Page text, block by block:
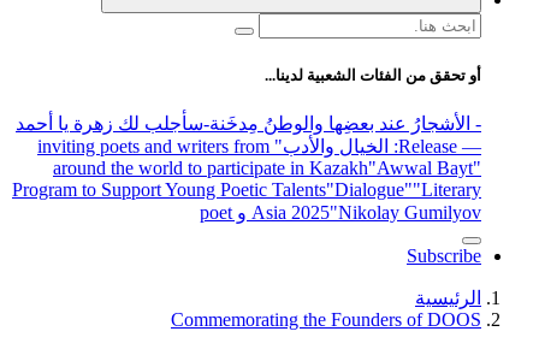
البحث
أو تحقق من الفئات الشعبية لدينا...
- الأشجارُ عند بعضِها والوطنُ مِدخَنة-سأجلب لك زهرة يا أحمد
— Release
: الخيال والأدب
" inviting poets and writers from
around the world to participate in Kazakh"Awwal Bayt"
Program to Support Young Poetic Talents"Dialogue""Literary
Asia 2025"Nikolay Gumilyov و poet
Subscribe
الرئيسية
Commemorating the Founders of DOOS